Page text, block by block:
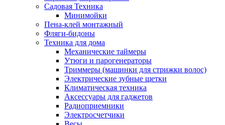
Садовая Техника
Минимойки
Пена-клей монтажный
Фляги-бидоны
Техника для дома
Механические таймеры
Утюги и парогенераторы
Триммеры (машинки для стрижки волос)
Электрические зубные щетки
Климатическая техника
Аксессуары для гаджетов
Радиоприемники
Электросчетчики